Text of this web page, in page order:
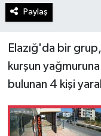
Paylaş
Elazığ'da bir
kurşun
bulunan 4 kişi